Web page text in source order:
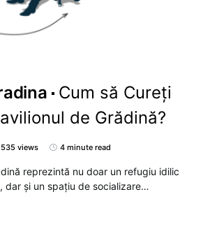
Cum să Cureți
de Grădină?
535 views 4 minute read
reprezintă nu doar un refugiu idilic
dar și un spațiu de socializare…